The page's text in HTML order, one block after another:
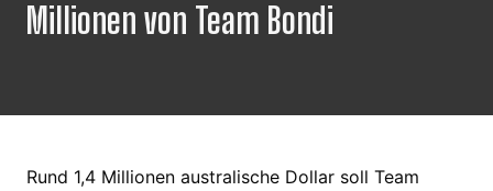
Millionen von Team Bondi
Rund 1,4 Millionen australische Dollar soll Team